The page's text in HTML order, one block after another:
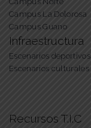
Campus La Dolorosa
Campus Guano
Infraestructura
Escenarios deportivos
Escenarios culturales
Recursos T.I.C